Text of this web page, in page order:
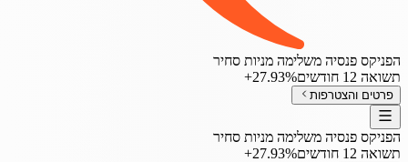
הפניקס פנסיה משלימה מניות סחיר
תשואה 12 חודשים
‎+27.93%
פרטים והצטרפות
הפניקס פנסיה משלימה מניות סחיר
תשואה 12 חודשים
‎+27.93%